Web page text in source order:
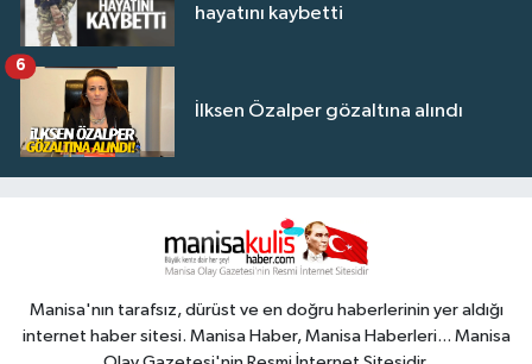
hayatını kaybetti
İlksen Özalper gözaltına alındı
6
Manisa'nın tarafsız, dürüst ve en doğru haberlerinin yer aldığı
internet haber sitesi. Manisa Haber, Manisa Haberleri... Manisa